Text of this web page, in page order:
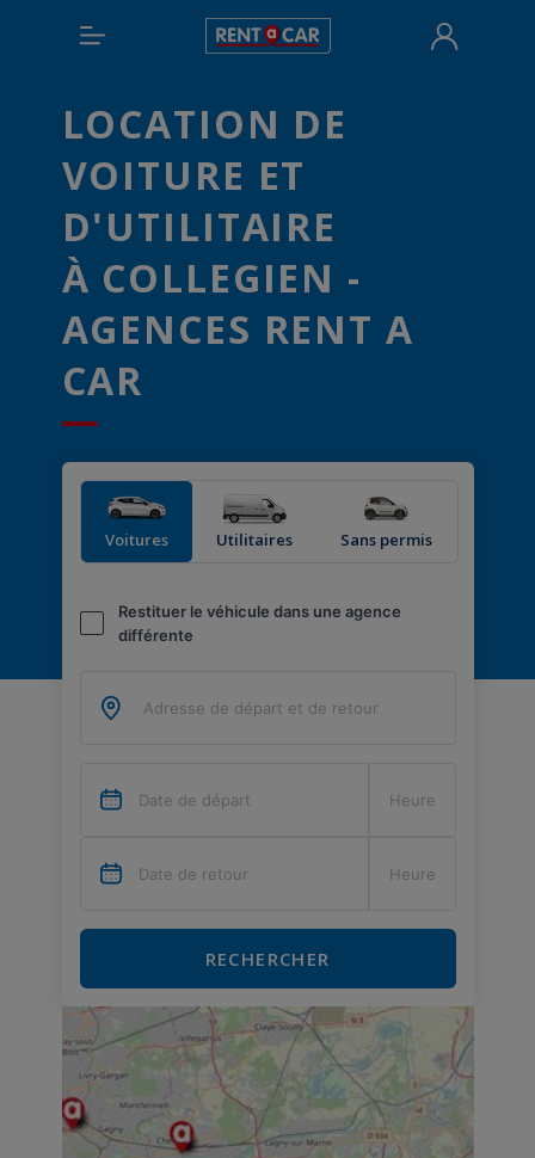
LOCATION DE
VOITURE ET
D'UTILITAIRE
À COLLEGIEN -
AGENCES RENT A
CAR
Voitures Utilitaires Sans permis
Restituer le véhicule dans une agence
différente
RECHERCHER